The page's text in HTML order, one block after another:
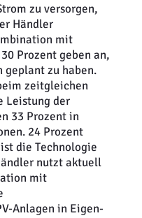
zu versorgen,
Händler
mit
Prozent geben an,
geplant zu haben.
zeitgleichen
Leistung der
33 Prozent in
24 Prozent
die Technologie
nutzt aktuell
mit
Anlagen in Eigen-